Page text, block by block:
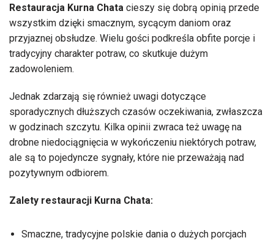
Restauracja Kurna Chata cieszy się dobrą opinią przede
wszystkim dzięki smacznym, sycącym daniom oraz
przyjaznej obsłudze. Wielu gości podkreśla obfite porcje i
tradycyjny charakter potraw, co skutkuje dużym
zadowoleniem.
Jednak zdarzają się również uwagi dotyczące
sporadycznych dłuższych czasów oczekiwania, zwłaszcza
w godzinach szczytu. Kilka opinii zwraca też uwagę na
drobne niedociągnięcia w wykończeniu niektórych potraw,
ale są to pojedyncze sygnały, które nie przeważają nad
pozytywnym odbiorem.
Zalety restauracji Kurna Chata:
Smaczne, tradycyjne polskie dania o dużych porcjach